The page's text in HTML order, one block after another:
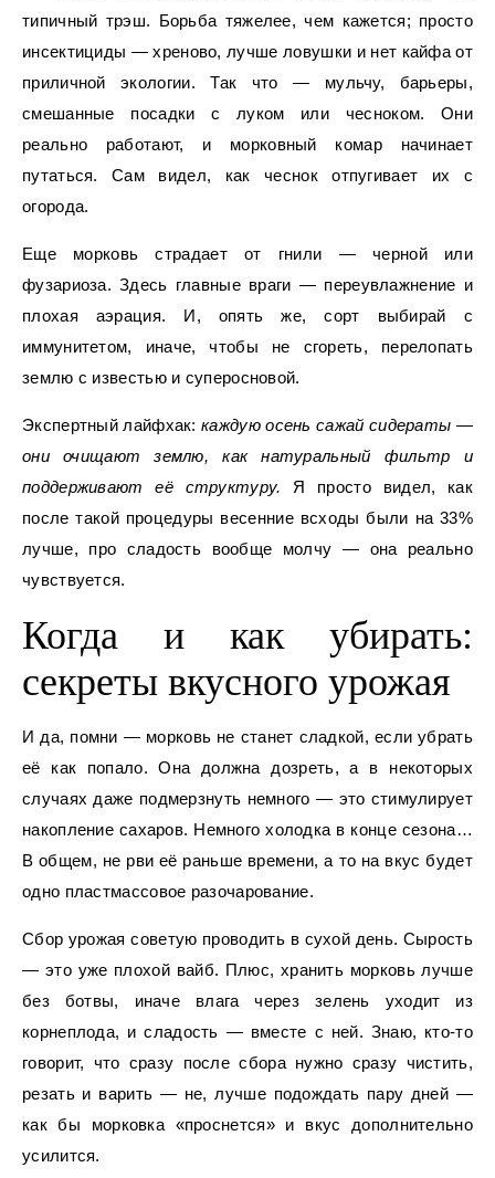
типичный трэш. Борьба тяжелее, чем кажется; просто
инсектициды — хреново, лучше ловушки и нет кайфа от
приличной экологии. Так что — мульчу, барьеры,
смешанные посадки с луком или чесноком. Они
реально работают, и морковный комар начинает
путаться. Сам видел, как чеснок отпугивает их с
огорода.
Еще морковь страдает от гнили — черной или
фузариоза. Здесь главные враги — переувлажнение и
плохая аэрация. И, опять же, сорт выбирай с
иммунитетом, иначе, чтобы не сгореть, перелопать
землю с известью и суперосновой.
Экспертный лайфхак:каждую осень сажай сидераты —
они очищают землю, как натуральный фильтр и
поддерживают её структуру. Я просто видел, как
после такой процедуры весенние всходы были на 33%
лучше, про сладость вообще молчу — она реально
чувствуется.
Когда и как убирать:
секреты вкусного урожая
И да, помни — морковь не станет сладкой, если убрать
её как попало. Она должна дозреть, а в некоторых
случаях даже подмерзнуть немного — это стимулирует
накопление сахаров. Немного холодка в конце сезона…
В общем, не рви её раньше времени, а то на вкус будет
одно пластмассовое разочарование.
Сбор урожая советую проводить в сухой день. Сырость
— это уже плохой вайб. Плюс, хранить морковь лучше
без ботвы, иначе влага через зелень уходит из
корнеплода, и сладость — вместе с ней. Знаю, кто-то
говорит, что сразу после сбора нужно сразу чистить,
резать и варить — не, лучше подождать пару дней —
как бы морковка «проснется» и вкус дополнительно
усилится.